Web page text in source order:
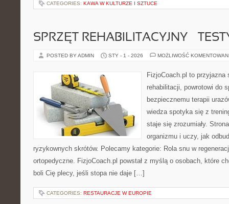
CATEGORIES: KAWA W KULTURZE I SZTUCE
SPRZĘT REHABILITACYJNY –
POSTED BY ADMIN STY - 1 - 2026 MOŻLIWOŚĆ
FizjoCoach.pl to przyjazna
rehabilitacji, powrotowi do
bezpiecznemu terapii
wiedza spotyka się z
staje się zrozumiały.
organizmu i uczy, jak
ryzykownych skrótów. Polecamy kategorie: Rola snu w
ortopedyczne. FizjoCoach.pl powstał z myślą o osobach, które
boli Cię plecy, jeśli stopa nie daje […]
CATEGORIES: RESTAURACJE W EUROPIE